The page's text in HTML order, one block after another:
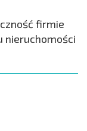
firmie
nieruchomości